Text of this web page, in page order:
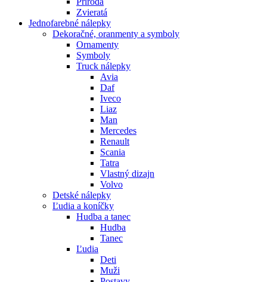
Zvieratá
Jednofarebné nálepky
Dekoračné, oranmenty a symboly
Ornamenty
Symboly
Truck nálepky
Avia
Daf
Iveco
Liaz
Man
Mercedes
Renault
Scania
Tatra
Vlastný dizajn
Volvo
Detské nálepky
Ľudia a koníčky
Hudba a tanec
Hudba
Tanec
Ľudia
Deti
Muži